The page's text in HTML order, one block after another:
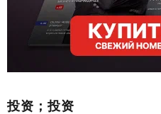
投资；投资